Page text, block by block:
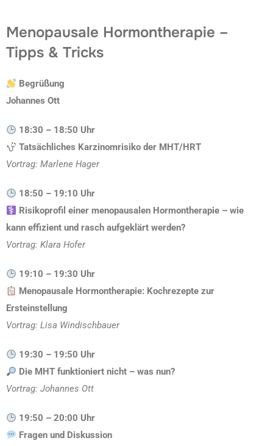
Menopausale Hormontherapie –
Tipps & Tricks
Begrüßung
Johannes Ott
18:30 – 18:50 Uhr
Tatsächliches Karzinomrisiko der MHT/HRT
Vortrag: Marlene Hager
18:50 – 19:10 Uhr
Risikoprofil einer menopausalen Hormontherapie – wie
kann effizient und rasch aufgeklärt werden?
Vortrag: Klara Hofer
19:10 – 19:30 Uhr
Menopausale Hormontherapie: Kochrezepte zur
Ersteinstellung
Vortrag: Lisa Windischbauer
19:30 – 19:50 Uhr
Die MHT funktioniert nicht – was nun?
Vortrag: Johannes Ott
19:50 – 20:00 Uhr
Fragen und Diskussion